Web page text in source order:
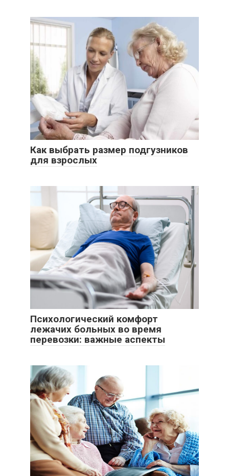
Как выбрать размер подгузников
для взрослых
Психологический комфорт
лежачих больных во время
перевозки: важные аспекты